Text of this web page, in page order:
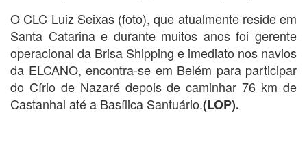
O CLC Luiz Seixas (foto), que atualmente reside em
Santa Catarina e durante muitos anos foi gerente
operacional da Brisa Shipping e imediato nos navios
da ELCANO, encontra-se em Belém para participar
do Círio de Nazaré depois de caminhar 76 km de
Castanhal até a Basílica Santuário.(LOP).